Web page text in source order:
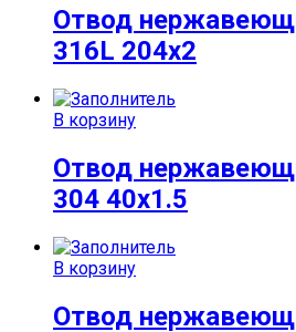
Отвод
316L 204х2
В корзину
Отвод
304 40х1.5
В корзину
Отвод